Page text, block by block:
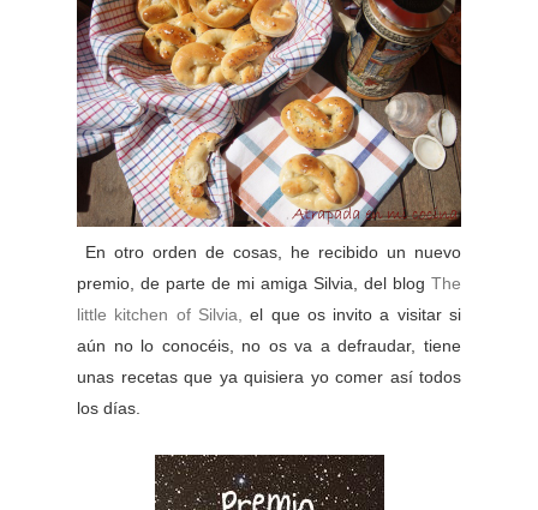
En otro orden de cosas, he recibido un nuevo
premio, de parte de mi amiga Silvia, del blog The
little kitchen of Silvia,
el que os invito a visitar si
aún no lo conocéis, no os va a defraudar, tiene
unas recetas que ya quisiera yo comer así todos
los días.